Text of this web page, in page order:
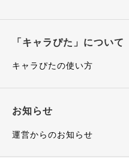
「キャラぴた」について
キャラぴたの使い方
お知らせ
運営からのお知らせ